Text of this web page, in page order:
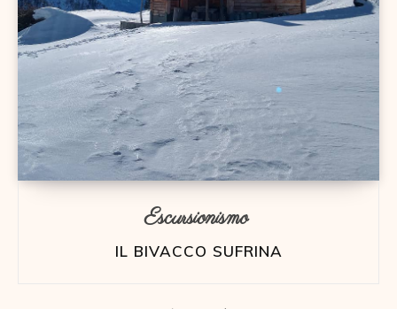
Escursionismo
IL BIVACCO SUFRINA